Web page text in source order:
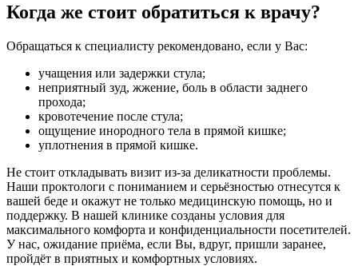
Когда же стоит обратиться к врачу?
Обращаться к специалисту рекомендовано, если у Вас:
учащения или задержки стула;
неприятный зуд, жжение, боль в области заднего
прохода;
кровотечение после стула;
ощущение инородного тела в прямой кишке;
уплотнения в прямой кишке.
Не стоит откладывать визит из-за деликатности проблемы.
Наши проктологи с пониманием и серьёзностью отнесутся к
вашей беде и окажут не только медицинскую помощь, но и
поддержку. В нашей клинике созданы условия для
максимального комфорта и конфиденциальности посетителей.
У нас, ожидание приёма, если Вы, вдруг, пришли заранее,
пройдёт в приятных и комфортных условиях.